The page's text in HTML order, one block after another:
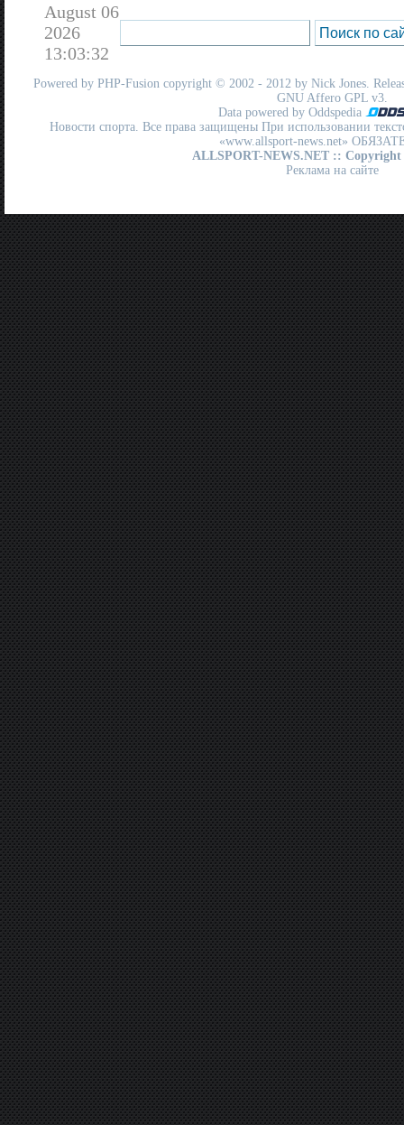
August 06
2026
13:03:32
Powered by PHP-Fusion copyright © 2002 - 2012 by Nick Jones.
GNU Affero GPL v3.
Data powered by Oddspedia
Новости спорта. Все права защищены При использовании
«www.allsport-news.net»
ALLSPORT-NEWS.NET :: Copyright
Реклама на сайте